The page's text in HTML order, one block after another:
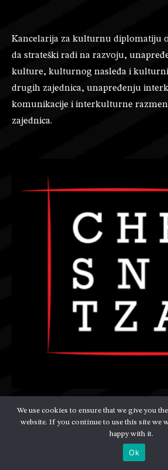
Kancelarija za kulturnu diplomatiju
da strateški radi na razvoju,
kulture, kulturnog nasleđa i
drugih zajednica, unapređenju
komunikacije i interkulturne
zajednica.
Kontakt
We use cookies to ensure that we give you
website. If you continue to use this site we
happy with it.
Ok